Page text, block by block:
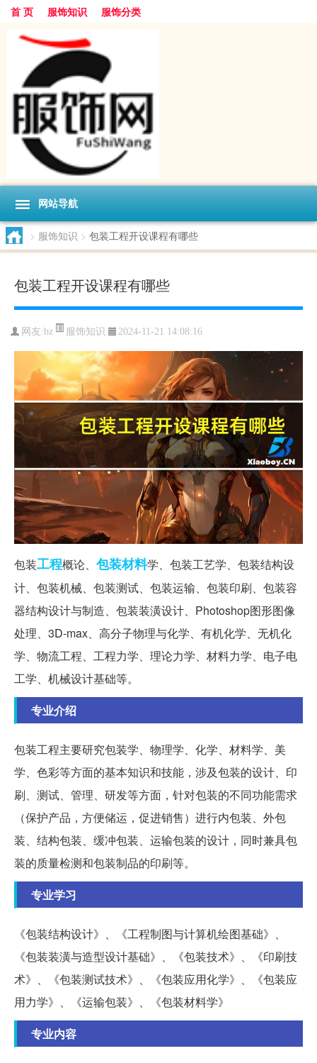
首 页 服饰知识 服饰分类
网站导航
> 服饰知识 > 包装工程开设课程有哪些
包装工程开设课程有哪些
网友:bz 服饰知识 2024-11-21 14:08:16
包装工程概论、 包装材料学、包装工艺学、包装结构设
计、包装机械、包装测试、包装运输、包装印刷、包装容
器结构设计与制造、包装装潢设计、Photoshop图形图像
处理、3D-max、高分子物理与化学、有机化学、无机化
学、物流工程、工程力学、理论力学、材料力学、电子电
工学、机械设计基础等。
专业介绍
包装工程主要研究包装学、物理学、化学、材料学、美
学、色彩等方面的基本知识和技能，涉及包装的设计、印
刷、测试、管理、研发等方面，针对包装的不同功能需求
（保护产品，方便储运，促进销售）进行内包装、外包
装、结构包装、缓冲包装、运输包装的设计，同时兼具包
装的质量检测和包装制品的印刷等。
专业学习
《包装结构设计》、《工程制图与计算机绘图基础》、
《包装装潢与造型设计基础》、《包装技术》、《印刷技
术》、《包装测试技术》、《包装应用化学》、《包装应
用力学》、《运输包装》、《包装材料学》
专业内容